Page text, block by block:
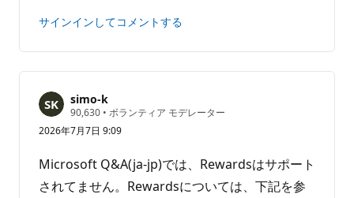
答
の
コ
ト
を
表
す
る
ト
サインインしてコメントする
simo-k
90,630 評
の
イ
ン
ト
• ボランティア モデレーター
2026年7月7日 9:09
Microsoft Q&A(ja-jp)では、Rewardsはサポート
されてません。Rewardsについては、下記を参